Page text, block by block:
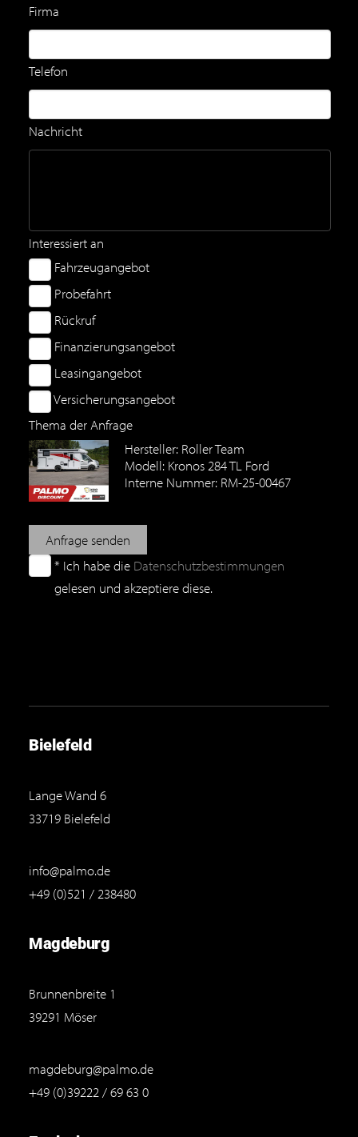
Firma
Telefon
Nachricht
Interessiert an
Fahrzeugangebot
Probefahrt
Rückruf
Finanzierungsangebot
Leasingangebot
Versicherungsangebot
Thema der Anfrage
Hersteller: Roller Team
Modell: Kronos 284 TL Ford
Interne Nummer: RM-25-00467
Anfrage senden
* Ich habe die Datenschutzbestimmungen
gelesen und akzeptiere diese.
Bielefeld
Lange Wand 6
33719 Bielefeld
info@palmo.de
+49 (0)521 / 238480
Magdeburg
Brunnenbreite 1
39291 Möser
magdeburg@palmo.de
+49 (0)39222 / 69 63 0